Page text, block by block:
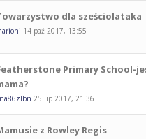
dla sześciolataka
14 paź 2017, 13:55
Primary School-
25 lip 2017, 21:36
z Rowley Regis